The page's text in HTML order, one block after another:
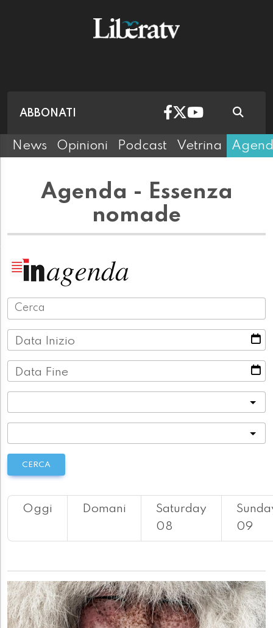
ABBONATI
News Opinioni Podcast Vetrina
Agenda - Essenza
nomade
Data Inizio
Data Fine
CERCA
Oggi Domani
Saturday
08
09